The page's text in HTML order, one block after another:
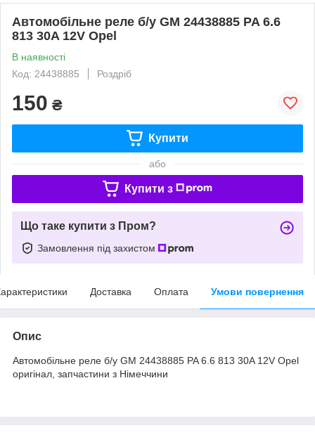
Автомобільне реле б/у GM 24438885 PA 6.6
813 30A 12V Opel
В наявності
Код: 24438885
Роздріб
150 ₴
Купити
або
Купити з
Що таке купити з Пром?
Замовлення під захистом
Доставка Оплата Умови повернення
Опис
Автомобільне реле б/у GM 24438885 PA 6.6 813 30A 12V Opel
оригінал, запчастини з Німеччини